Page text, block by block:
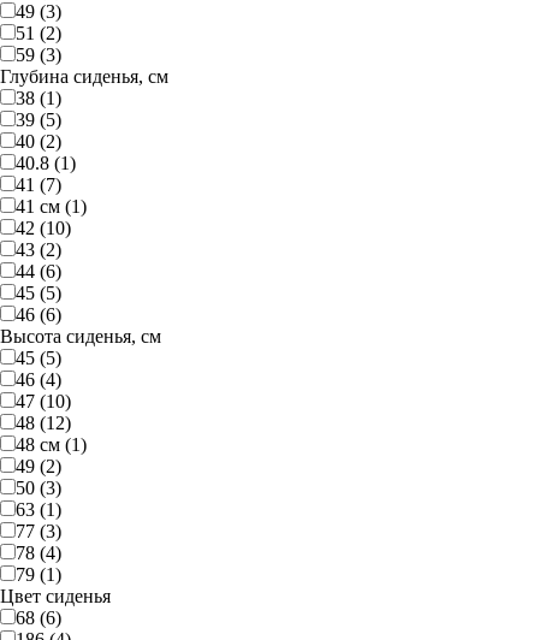
49 (3)
51 (2)
59 (3)
Глубина сиденья, см
38 (1)
39 (5)
40 (2)
40.8 (1)
41 (7)
41 см (1)
42 (10)
43 (2)
44 (6)
45 (5)
46 (6)
Высота сиденья, см
45 (5)
46 (4)
47 (10)
48 (12)
48 см (1)
49 (2)
50 (3)
63 (1)
77 (3)
78 (4)
79 (1)
Цвет сиденья
68 (6)